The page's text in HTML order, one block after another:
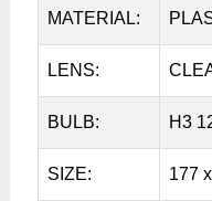
MATERIAL:
LENS:
BULB: H3
SIZE: 177